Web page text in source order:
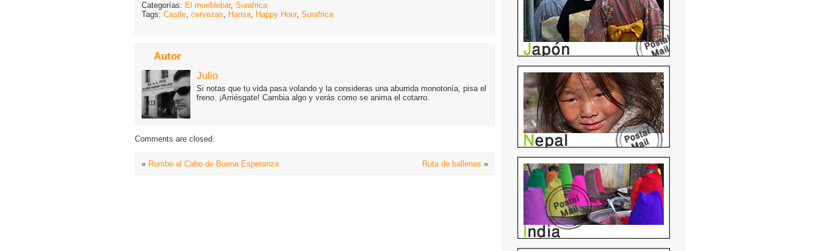
Categorías: El mueblebar, Surafrica
Tags: Castle, cervezas, Hansa, Happy Hour, Surafrica
Autor
Julio
Si notas que tu vida pasa volando y la consideras una aburrida monotonía, pisa el
freno. ¡Arriésgate! Cambia algo y verás como se anima el cotarro.
Comments are closed.
« Rumbo al Cabo de Buena Esperanza Ruta de ballenas »